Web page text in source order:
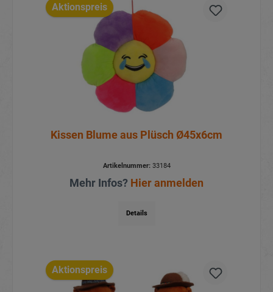
Aktionspreis
Kissen Blume aus Plüsch Ø45x6cm
Artikelnummer:33184
Mehr Infos? Hier anmelden
Details
Aktionspreis